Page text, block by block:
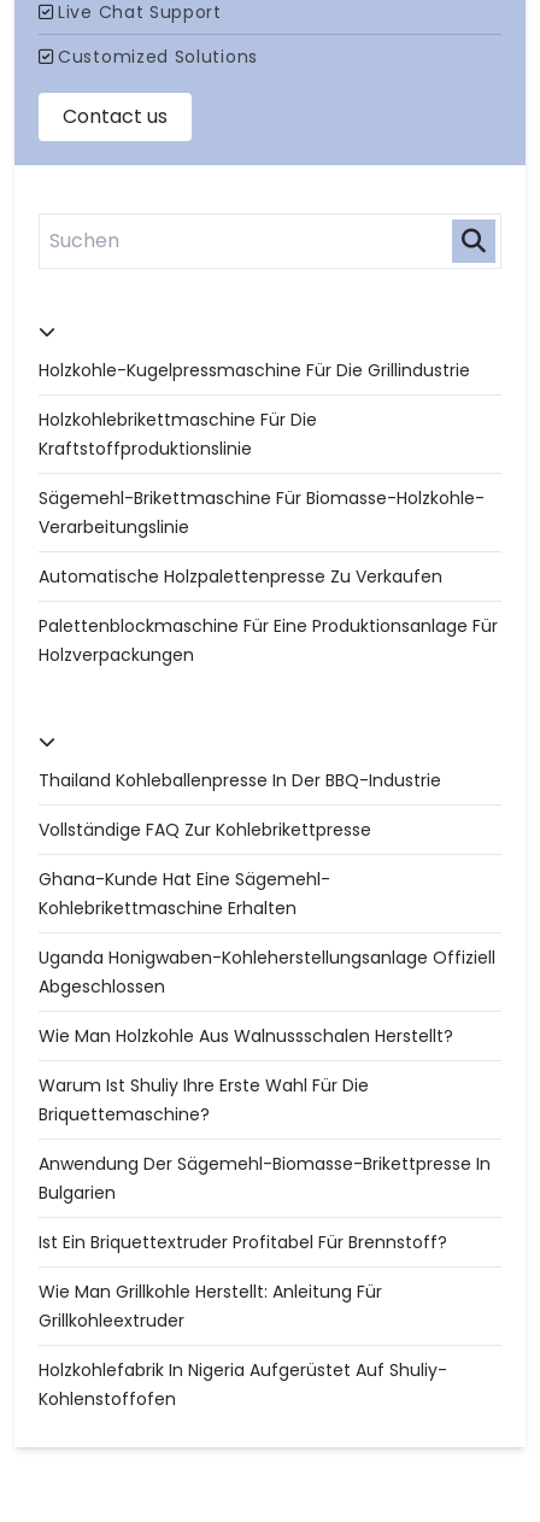
Holzkohle-Kugelpressmaschine Für Die Grillindustrie
Holzkohlebrikettmaschine Für Die
Kraftstoffproduktionslinie
Sägemehl-Brikettmaschine Für Biomasse-Holzkohle-
Verarbeitungslinie
Automatische Holzpalettenpresse Zu Verkaufen
Palettenblockmaschine Für Eine Produktionsanlage Für
Holzverpackungen
Thailand Kohleballenpresse In Der BBQ-Industrie
Vollständige FAQ Zur Kohlebrikettpresse
Ghana-Kunde Hat Eine Sägemehl-
Kohlebrikettmaschine Erhalten
Uganda Honigwaben-Kohleherstellungsanlage Offiziell
Abgeschlossen
Wie Man Holzkohle Aus Walnussschalen Herstellt?
Warum Ist Shuliy Ihre Erste Wahl Für Die
Briquettemaschine?
Anwendung Der Sägemehl-Biomasse-Brikettpresse In
Bulgarien
Ist Ein Briquettextruder Profitabel Für Brennstoff?
Wie Man Grillkohle Herstellt: Anleitung Für
Grillkohleextruder
Holzkohlefabrik In Nigeria Aufgerüstet Auf Shuliy-
Kohlenstoffofen